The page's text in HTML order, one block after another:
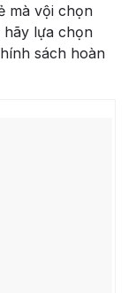
mà vội chọn
hãy lựa chọn
sách hoàn